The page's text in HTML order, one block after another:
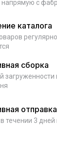
с
каталога
сборка
отправка
течении 3